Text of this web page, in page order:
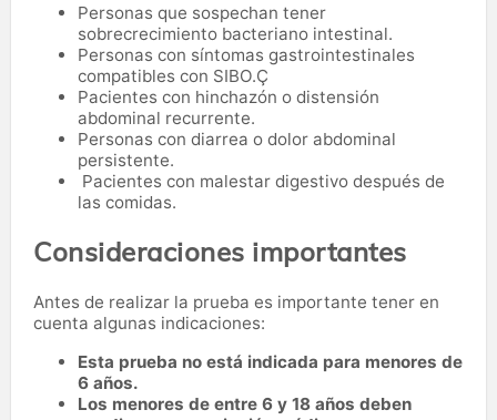
Personas que sospechan tener
sobrecrecimiento bacteriano intestinal.
Personas con síntomas gastrointestinales
compatibles con SIBO.Ç
Pacientes con hinchazón o distensión
abdominal recurrente.
Personas con diarrea o dolor abdominal
persistente.
Pacientes con malestar digestivo después de
las comidas.
Consideraciones importantes
Antes de realizar la prueba es importante tener en
cuenta algunas indicaciones:
Esta prueba no está indicada para menores de
6 años.
Los menores de entre 6 y 18 años deben